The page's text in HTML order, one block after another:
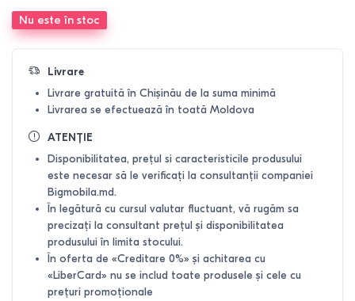
Nu este în stoc
Livrare
Livrare gratuită în Chișinău de la suma minimă
Livrarea se efectuează în toată Moldova
ATENȚIE
Disponibilitatea, prețul si caracteristicile produsului
este necesar să le verificați la consultanții companiei
Bigmobila.md.
În legătură cu cursul valutar fluctuant, vă rugăm sa
precizați la consultant prețul și disponibilitatea
produsului în limita stocului.
În oferta de «Creditare 0%» și achitarea cu
«LiberCard» nu se includ toate produsele și cele cu
prețuri promoționale